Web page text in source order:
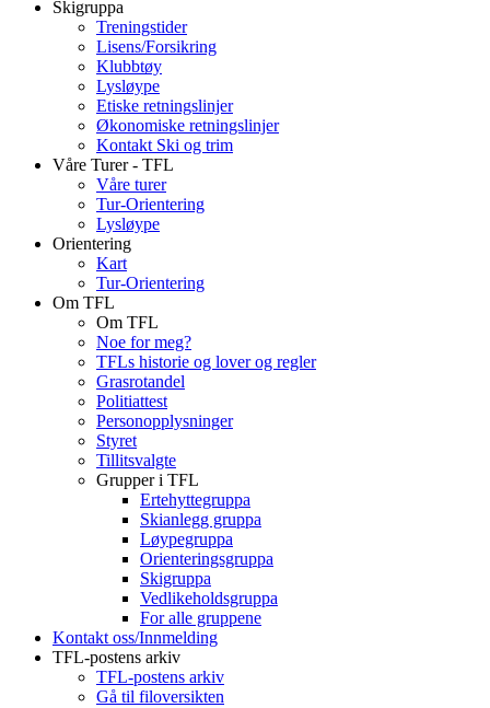
Skigruppa
Treningstider
Lisens/Forsikring
Klubbtøy
Lysløype
Etiske retningslinjer
Økonomiske retningslinjer
Kontakt Ski og trim
Våre Turer - TFL
Våre turer
Tur-Orientering
Lysløype
Orientering
Kart
Tur-Orientering
Om TFL
Om TFL
Noe for meg?
TFLs historie og lover og regler
Grasrotandel
Politiattest
Personopplysninger
Styret
Tillitsvalgte
Grupper i TFL
Ertehyttegruppa
Skianlegg gruppa
Løypegruppa
Orienteringsgruppa
Skigruppa
Vedlikeholdsgruppa
For alle gruppene
Kontakt oss/Innmelding
TFL-postens arkiv
TFL-postens arkiv
Gå til filoversikten